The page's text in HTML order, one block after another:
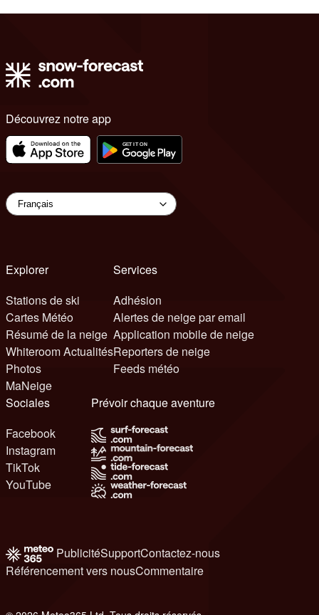
Découvrez notre app
Explorer
Stations de ski
Cartes Météo
Résumé de la neige
Whiteroom Actualités
Photos
MaNeige
Services
Adhésion
Alertes de neige par email
Application mobile de neige
Reporters de neige
Feeds météo
Sociales
Facebook
Instagram
TikTok
YouTube
Prévoir chaque aventure
PublicitéSupportContactez-nous
Référencement vers nousCommentaire